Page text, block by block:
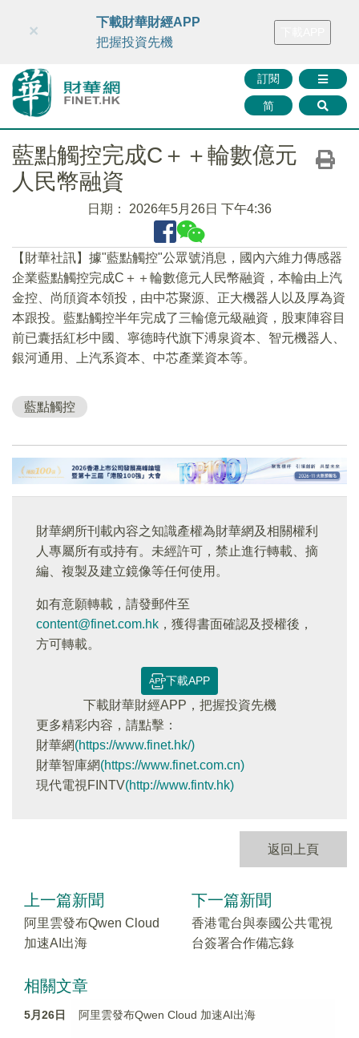
財華智庫網 FINTV FINMETA 財華證券 媒體矩陣
訂閱
简
×
下載財華財經APP
把握投資先機
藍點觸控完成C＋＋輪數億元
人民幣融資
日期： 2026年5月26日 下午4:36
【財華社訊】據"藍點觸控"公眾號消息，國內六維力傳感器
企業藍點觸控完成C＋＋輪數億元人民幣融資，本輪由上汽
金控、尚頎資本領投，由中芯聚源、正大機器人以及厚為資
本跟投。藍點觸控半年完成了三輪億元級融資，股東陣容目
前已囊括紅杉中國、寧德時代旗下溥泉資本、智元機器人、
銀河通用、上汽系資本、中芯產業資本等。
藍點觸控
財華網所刊載內容之知識產權為財華網及相關權利
人專屬所有或持有。未經許可，禁止進行轉載、摘
編、複製及建立鏡像等任何使用。
如有意願轉載，請發郵件至
content@finet.com.hk ，獲得書面確認及授權後，
方可轉載。
下載APP
下載財華財經APP，把握投資先機
更多精彩内容，請點擊：
財華網(https://www.finet.hk/)
財華智庫網(https://www.finet.com.cn)
現代電視FINTV(http://www.fintv.hk)
返回上頁
上一篇新聞
阿里雲發布Qwen Cloud
加速AI出海
下一篇新聞
香港電台與泰國公共電視
台簽署合作備忘錄
相關文章
5月26日 阿里雲發布Qwen Cloud 加速AI出海